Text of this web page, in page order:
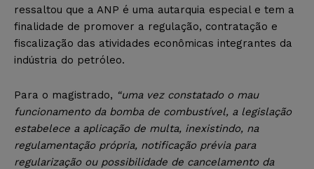
ressaltou que a ANP é uma autarquia especial e tem a
finalidade de promover a regulação, contratação e
fiscalização das atividades econômicas integrantes da
indústria do petróleo.
Para o magistrado, “uma vez constatado o mau
funcionamento da bomba de combustível, a legislação
estabelece a aplicação de multa, inexistindo, na
regulamentação própria, notificação prévia para
regularização ou possibilidade de cancelamento da